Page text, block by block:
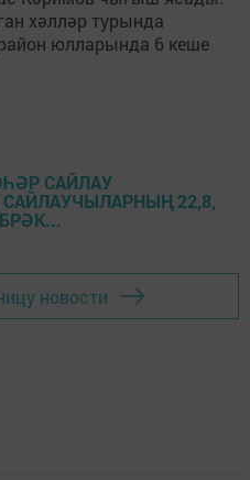
хәлләр турында
юлларында 6 кеше
САЙЛАУ
22,8,
новости